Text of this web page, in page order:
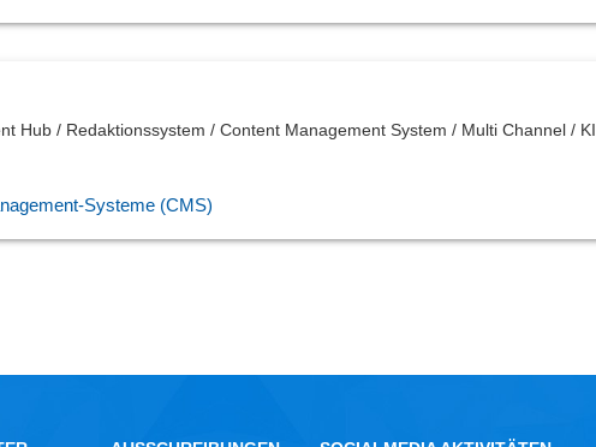
Hub / Redaktionssystem / Content Management System / Multi Channel / KI
Systeme (CMS)